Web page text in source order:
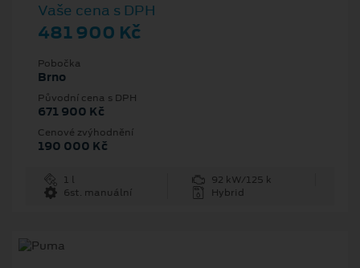
Vaše cena s DPH
481 900 Kč
Pobočka
Brno
Původní cena s DPH
671 900 Kč
Cenové zvýhodnění
190 000 Kč
1 l
92 kW/125 k
6st. manuální
Hybrid